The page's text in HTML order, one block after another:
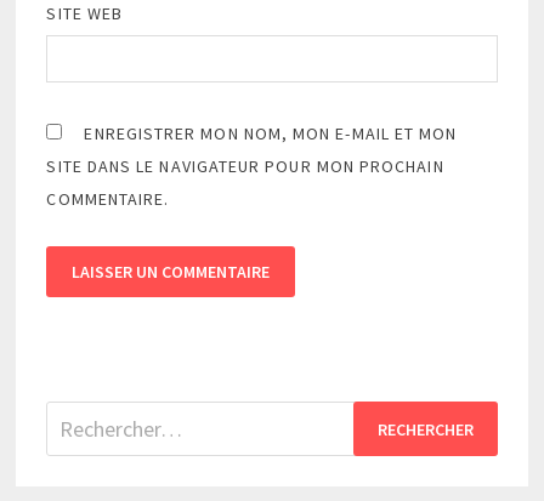
SITE WEB
ENREGISTRER MON NOM, MON E-MAIL ET MON
SITE DANS LE NAVIGATEUR POUR MON PROCHAIN
COMMENTAIRE.
Rechercher :